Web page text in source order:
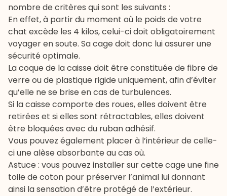
nombre de critères qui sont les suivants :
En effet, à partir du moment où le poids de votre
chat excède les 4 kilos, celui-ci doit obligatoirement
voyager en soute. Sa cage doit donc lui assurer une
sécurité optimale.
La coque de la caisse doit être constituée de fibre de
verre ou de plastique rigide uniquement, afin d’éviter
qu’elle ne se brise en cas de turbulences.
Si la caisse comporte des roues, elles doivent être
retirées et si elles sont rétractables, elles doivent
être bloquées avec du ruban adhésif.
Vous pouvez également placer à l’intérieur de celle-
ci une alèse absorbante au cas où.
Astuce : vous pouvez installer sur cette cage une fine
toile de coton pour préserver l’animal lui donnant
ainsi la sensation d’être protégé de l’extérieur.